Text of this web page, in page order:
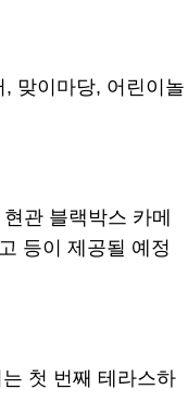
맞이마당, 어린이놀
관 블랙박스 카메
등이 제공될 예정
첫 번째 테라스하